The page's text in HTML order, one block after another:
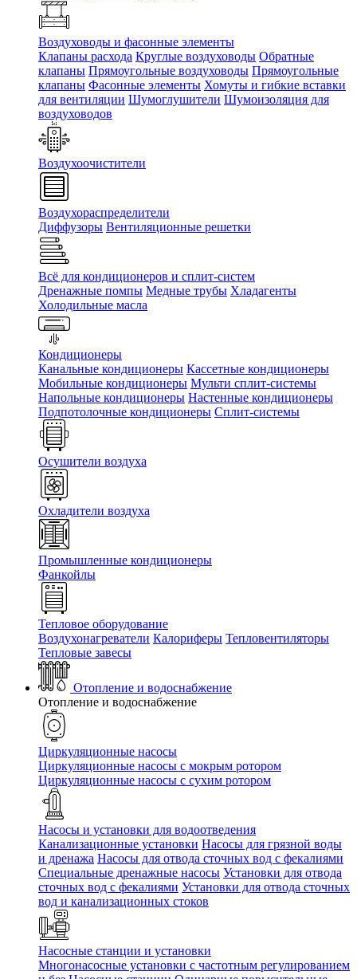
Воздуховоды и фасонные элементы
Клапаны расхода Круглые воздуховоды Обратные
клапаны Прямоугольные воздуховоды Прямоугольные
клапаны Фасонные элементы Хомуты и гибкие вставки
для вентиляции Шумоглушители Шумоизоляция для
воздуховодов
Воздухоочистители
Воздухораспределители
Диффузоры Вентиляционные решетки
Всё для кондиционеров и сплит-систем
Дренажные помпы Медные трубы Хладагенты
Холодильные масла
Кондиционеры
Канальные кондиционеры Кассетные кондиционеры
Мобильные кондиционеры Мульти сплит-системы
Напольные кондиционеры Настенные кондиционеры
Подпотолочные кондиционеры Сплит-системы
Осушители воздуха
Охладители воздуха
Промышленные кондиционеры
Фанкойлы
Тепловое оборудование
Воздухонагреватели Калориферы Тепловентиляторы
Тепловые завесы
Отопление и водоснабжение
Отопление и водоснабжение
Циркуляционные насосы
Циркуляционные насосы с мокрым ротором
Циркуляционные насосы с сухим ротором
Насосы и установки для водоотведения
Канализационные установки Насосы для грязной воды
и дренажа Насосы для отвода сточных вод c фекалиями
Специальные дренажные насосы Установки для отвода
сточных вод c фекалиями Установки для отвода сточных
вод и канализационных стоков
Насосные станции и установки
Многонасосные установки с частотным регулированием